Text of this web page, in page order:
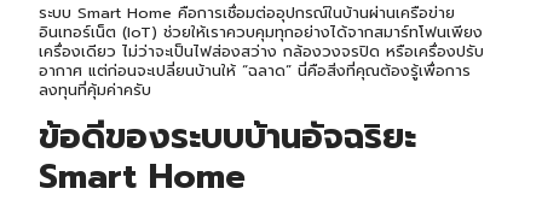
ระบบ Smart Home คือการเชื่อมต่ออุปกรณ์ในบ้านผ่านเครือข่าย
อินเทอร์เน็ต (IoT) ช่วยให้เราควบคุมทุกอย่างได้จากสมาร์ทโฟนเพียง
เครื่องเดียว ไม่ว่าจะเป็นไฟส่องสว่าง กล้องวงจรปิด หรือเครื่องปรับ
อากาศ แต่ก่อนจะเปลี่ยนบ้านให้ “ฉลาด” นี่คือสิ่งที่คุณต้องรู้เพื่อการ
ลงทุนที่คุ้มค่าครับ
ข้อดีของระบบบ้านอัจฉริยะ
Smart Home